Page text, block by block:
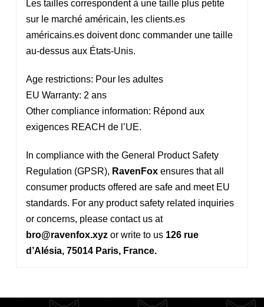
Les tailles correspondent à une taille plus petite
sur le marché américain, les clients.es
américains.es doivent donc commander une taille
au-dessus aux États-Unis.
Age restrictions: Pour les adultes
EU Warranty: 2 ans
Other compliance information: Répond aux
exigences REACH de l’UE.
In compliance with the General Product Safety
Regulation (GPSR), RavenFoxensures that all
consumer products offered are safe and meet EU
standards. For any product safety related inquiries
or concerns, please contact us at
bro@ravenfox.xyzor write to us 126 rue
d’Alésia, 75014 Paris, France.